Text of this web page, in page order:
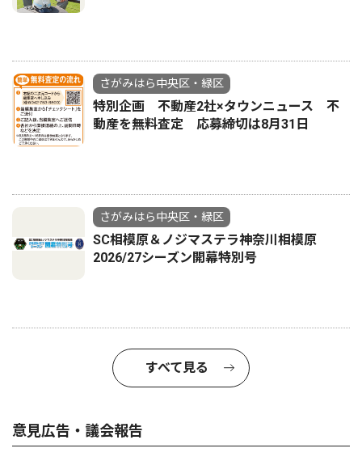
さがみはら中央区・緑区
特別企画 不動産2社×タウンニュース 不
動産を無料査定 応募締切は8月31日
さがみはら中央区・緑区
SC相模原＆ノジマステラ神奈川相模原
2026/27シーズン開幕特別号
すべて見る
意見広告・議会報告